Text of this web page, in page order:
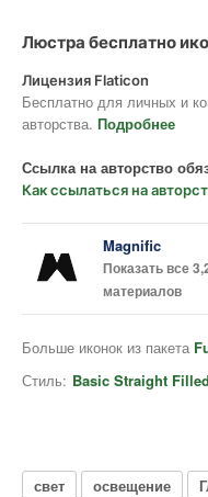
Люстра бесплатно
Лицензия Flaticon
Бесплатно для личных и
авторства. Подробнее
Ссылка на авторство
Как ссылаться на
Magnific
Показать все
материалов
Больше иконок из пакета
Стиль: Basic Straight Filled
свет освещение